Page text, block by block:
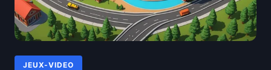
JEUX-VIDEO